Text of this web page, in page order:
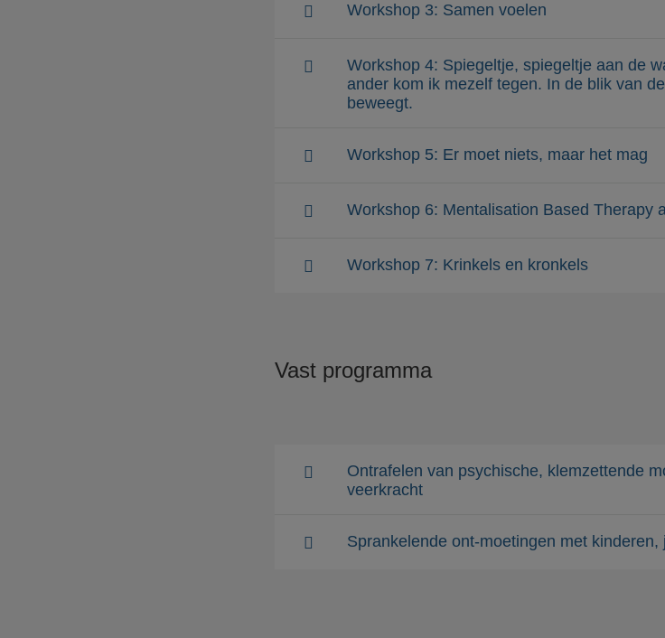
Workshop 3: Samen voelen
Workshop 4: Spiegeltje, spiegeltje aan de
ander kom ik mezelf tegen. In de blik van
beweegt.
Workshop 5: Er moet niets, maar het mag
Workshop 6: Mentalisation Based Therapy
Workshop 7: Krinkels en kronkels
Vast programma
Ontrafelen van psychische, klemzettende
veerkracht
Sprankelende ont-moetingen met